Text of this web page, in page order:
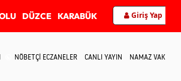
DÜZCE KARABÜK Giriş Yap
NÖBETÇİ ECZANELER CANLI YAYIN NAMAZ VAKİTLERİ